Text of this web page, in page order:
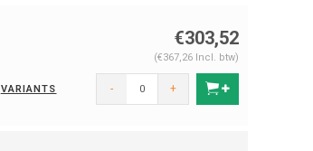
€303,52
(€367,26 Incl. btw)
VARIANTS - +